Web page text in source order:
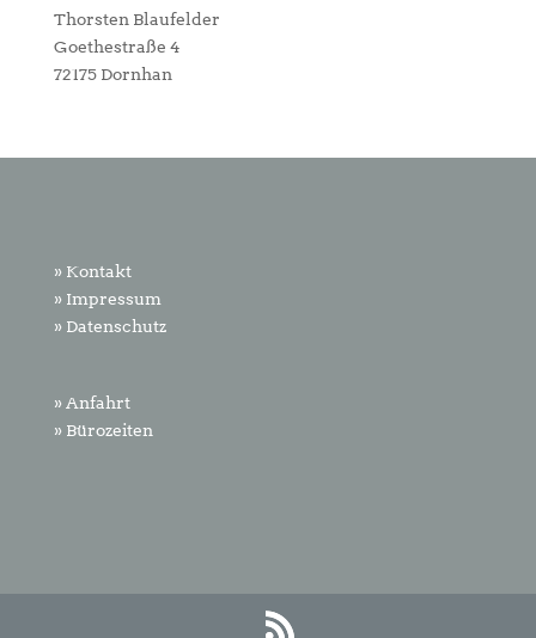
Thorsten Blaufelder
Goethestraße 4
72175 Dornhan
» Kontakt
» Impressum
» Datenschutz
» Anfahrt
» Bürozeiten